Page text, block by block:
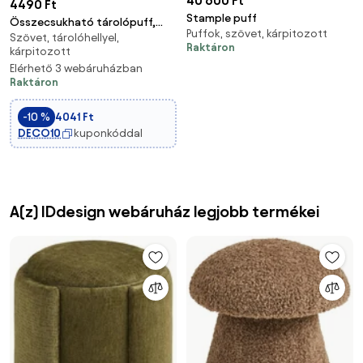
4490 Ft
Összecsukható tárolópuff,
sötétszürke 30x30 cm
Szövet, tárolóhellyel,
kárpitozott
Elérhető 3 webáruházban
Raktáron
-10 % 4041 Ft
DECO10
kuponkóddal
Stample puff
Puffok, szövet, kárpitozott
Raktáron
A(z) IDdesign webáruház legjobb termékei